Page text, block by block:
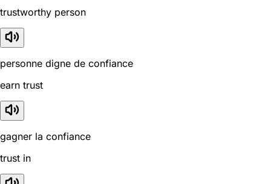
trustworthy person
personne digne de confiance
earn trust
gagner la confiance
trust in